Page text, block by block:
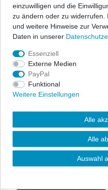
- Antirutsch-Schutz auf der
Befestigungssystem, oder im
entsprechende
benötigt wird.
- Material:100% Polyamid,
einzuwilligen und die
zu ändern oder zu widerrufen.
und weitere Hinweise zur
Daten in unserer
Essenziell
Externe Medien
PayPal
Funktional
Weitere Einstellungen
Alle
Alle
Auswahl